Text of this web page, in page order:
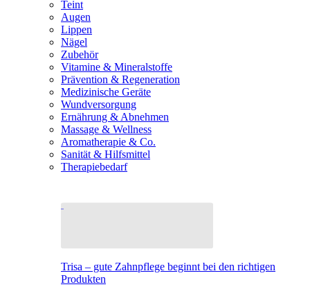
Teint
Augen
Lippen
Nägel
Zubehör
Vitamine & Mineralstoffe
Prävention & Regeneration
Medizinische Geräte
Wundversorgung
Ernährung & Abnehmen
Massage & Wellness
Aromatherapie & Co.
Sanität & Hilfsmittel
Therapiebedarf
Trisa – gute Zahnpflege beginnt bei den richtigen
Produkten